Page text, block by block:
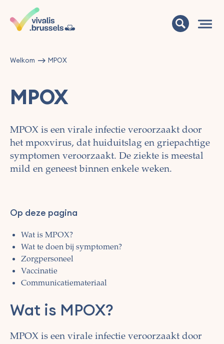
Welkom MPOX
MPOX
MPOX is een virale infectie veroorzaakt door
het mpoxvirus, dat huiduitslag en griepachtige
symptomen veroorzaakt. De ziekte is meestal
mild en geneest binnen enkele weken.
Op deze pagina
Wat is MPOX?
Wat te doen bij symptomen?
Zorgpersoneel
Vaccinatie
Communicatiemateriaal
Wat is MPOX?
MPOX is een virale infectie veroorzaakt door